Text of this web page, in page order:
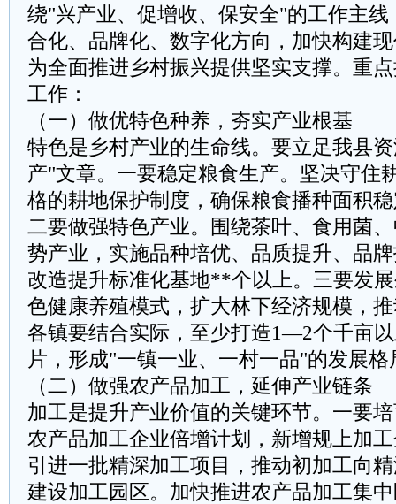
绕"兴产业、促增收、保安全"的工作主
合化、品牌化、数字化方向，加快构建
为全面推进乡村振兴提供坚实支撑。重
工作：
（一）做优特色种养，夯实产业根基
特色是乡村产业的生命线。要立足我县
产"文章。一要稳定粮食生产。坚决守住
格的耕地保护制度，确保粮食播种面积
二要做强特色产业。围绕茶叶、食用菌
势产业，实施品种培优、品质提升、品
改造提升标准化基地**个以上。三要发
色健康养殖模式，扩大林下经济规模，
各镇要结合实际，至少打造1—2个千亩
片，形成"一镇一业、一村一品"的发展格
（二）做强农产品加工，延伸产业链条
加工是提升产业价值的关键环节。一要
农产品加工企业倍增计划，新增规上加
引进一批精深加工项目，推动初加工向
建设加工园区。加快推进农产品加工集